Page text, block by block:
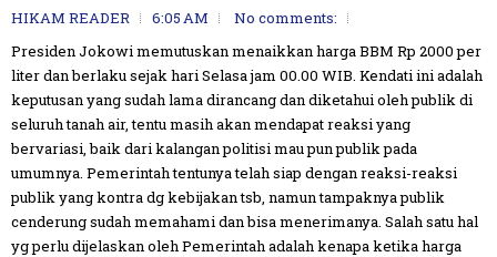
HIKAM READER 6:05 AM
No comments:
Presiden Jokowi memutuskan menaikkan harga BBM Rp 2000 per
liter dan berlaku sejak hari Selasa jam 00.00 WIB. Kendati ini adalah
keputusan yang sudah lama dirancang dan diketahui oleh publik di
seluruh tanah air, tentu masih akan mendapat reaksi yang
bervariasi, baik dari kalangan politisi mau pun publik pada
umumnya. Pemerintah tentunya telah siap dengan reaksi-reaksi
publik yang kontra dg kebijakan tsb, namun tampaknya publik
cenderung sudah memahami dan bisa menerimanya. Salah satu hal
yg perlu dijelaskan oleh Pemerintah adalah kenapa ketika harga